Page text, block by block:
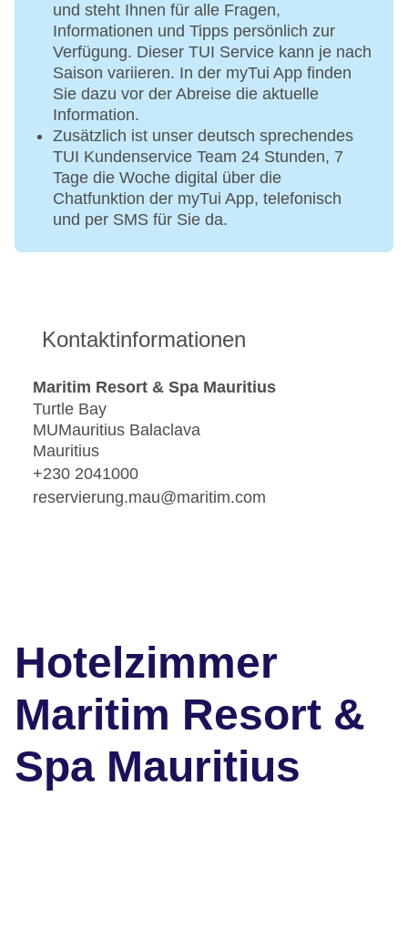
und steht Ihnen für alle Fragen,
Informationen und Tipps persönlich zur
Verfügung. Dieser TUI Service kann je nach
Saison variieren. In der myTui App finden
Sie dazu vor der Abreise die aktuelle
Information.
Zusätzlich ist unser deutsch sprechendes
TUI Kundenservice Team 24 Stunden, 7
Tage die Woche digital über die
Chatfunktion der myTui App, telefonisch
und per SMS für Sie da.
Kontaktinformationen
Maritim Resort & Spa Mauritius
Turtle Bay
MUMauritius Balaclava
Mauritius
+230 2041000
reservierung.mau@maritim.com
Hotelzimmer
Maritim Resort &
Spa Mauritius